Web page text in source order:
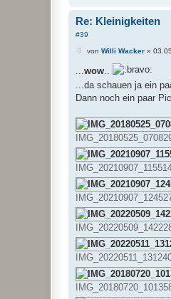
Re: Kleinigkeiten
#39
B
i
t
r
g
von Willi Wacker»
...wow..
...da schauen ja ein
Dann noch ein paar